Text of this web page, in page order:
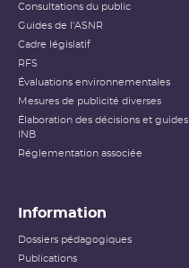
Consultations du public
Guides de l'ASNR
Cadre législatif
RFS
Évaluations environnementales
Mesures de publicité diverses
Élaboration des décisions et guides
INB
Réglementation associée
Information
Dossiers pédagogiques
Publications